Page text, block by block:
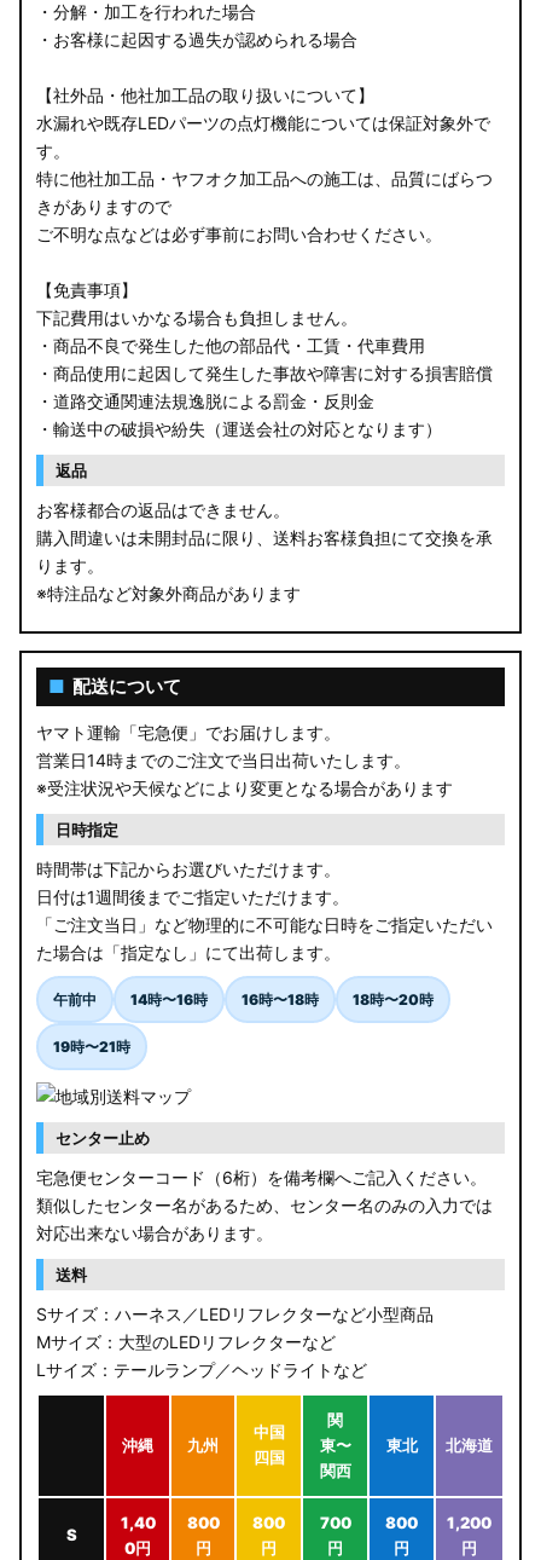
・分解・加工を行われた場合
・お客様に起因する過失が認められる場合
【社外品・他社加工品の取り扱いについて】
水漏れや既存LEDパーツの点灯機能については保証対象外で
す。
特に他社加工品・ヤフオク加工品への施工は、品質にばらつ
きがありますので
ご不明な点などは必ず事前にお問い合わせください。
【免責事項】
下記費用はいかなる場合も負担しません。
・商品不良で発生した他の部品代・工賃・代車費用
・商品使用に起因して発生した事故や障害に対する損害賠償
・道路交通関連法規逸脱による罰金・反則金
・輸送中の破損や紛失（運送会社の対応となります）
返品
お客様都合の返品はできません。
購入間違いは未開封品に限り、送料お客様負担にて交換を承
ります。
※特注品など対象外商品があります
■ 配送について
ヤマト運輸「宅急便」でお届けします。
営業日14時までのご注文で当日出荷いたします。
※受注状況や天候などにより変更となる場合があります
日時指定
時間帯は下記からお選びいただけます。
日付は1週間後までご指定いただけます。
「ご注文当日」など物理的に不可能な日時をご指定いただい
た場合は「指定なし」にて出荷します。
午前中 14時〜16時 16時〜18時 18時〜20時
19時〜21時
センター止め
宅急便センターコード（6桁）を備考欄へご記入ください。
類似したセンター名があるため、センター名のみの入力では
対応出来ない場合があります。
送料
Sサイズ：ハーネス／LEDリフレクターなど小型商品
Mサイズ：大型のLEDリフレクターなど
Lサイズ：テールランプ／ヘッドライトなど
沖縄 九州
中国
四国
関
東〜
関西
東北 北海道
S
1,40
0円
800
円
800
円
700
円
800
円
1,200
円